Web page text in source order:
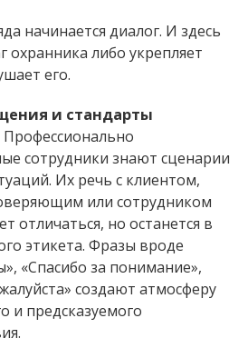
начинается диалог. И здесь
либо укрепляет
его.
и стандарты
Профессионально
сотрудники знают сценарии
Их речь с клиентом,
или сотрудником
отличаться, но останется в
этикета. Фразы вроде
«Спасибо за понимание»,
создают атмосферу
и предсказуемого